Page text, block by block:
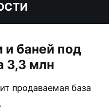
и баней под
3,3 млн
продаваемая база